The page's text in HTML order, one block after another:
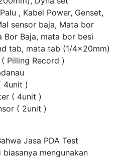
, Kabel Power, Genset,
sensor baja, Mata bor
Bor Baja, mata bor besi
tab, mata tab (1/4x20mm)
Pilling Record )
4unit )
( 4unit )
( 2unit )
Jasa PDA Test
biasanya mengunakan